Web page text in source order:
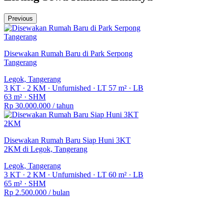
Previous
Disewakan Rumah Baru di Park Serpong
Tangerang
Legok, Tangerang
3 KT · 2 KM · Unfurnished · LT 57 m² · LB
63 m² · SHM
Rp 30.000.000 / tahun
Disewakan Rumah Baru Siap Huni 3KT
2KM di Legok, Tangerang
Legok, Tangerang
3 KT · 2 KM · Unfurnished · LT 60 m² · LB
65 m² · SHM
Rp 2.500.000 / bulan